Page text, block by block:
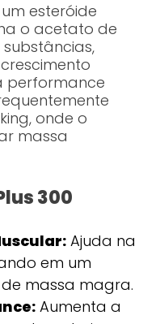
esteróide
o acetato de
performance
onde o
massa
300
Ajuda na
em um
massa magra.
Aumenta a